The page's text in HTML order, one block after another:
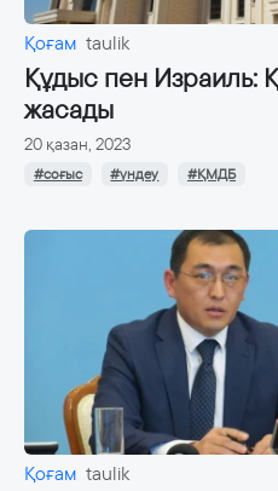
Қоғам taulik
Құдыс пен Израиль:
жасады
20 қазан, 2023
#соғыс #үндеу #ҚМДБ
Қоғам taulik